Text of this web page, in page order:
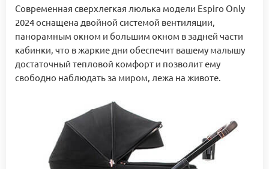
Современная сверхлегкая люлька модели Espiro Only
2024 оснащена двойной системой вентиляции,
панорамным окном и большим окном в задней части
кабинки, что в жаркие дни обеспечит вашему малышу
достаточный тепловой комфорт и позволит ему
свободно наблюдать за миром, лежа на животе.